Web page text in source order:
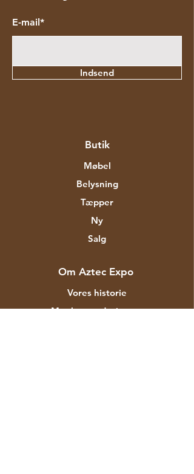
E-mail*
Indsend
Butik
Møbel
Belysning
Tæpper
Ny
Salg
Om Aztec Expo
Vores historie
Mærker og designere